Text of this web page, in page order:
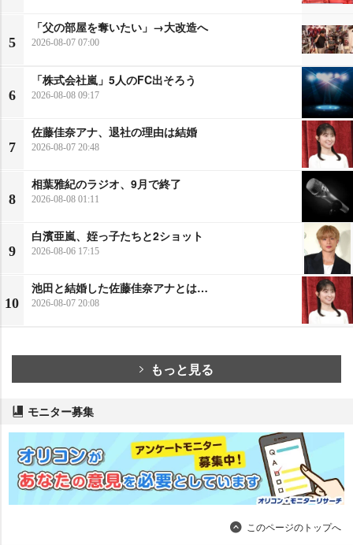
5
「父の部屋を奪いたい」→大改造へ
2026-08-07 07:00
6
「株式会社嵐」5人のFC出そろう
2026-08-08 09:17
7
佐藤佳奈アナ、退社の理由は結婚
2026-08-07 20:48
8
相葉雅紀のラジオ、9月で終了
2026-08-08 01:11
9
白濱亜嵐、姪っ子たちと2ショット
2026-08-06 17:15
10
池田と結婚した佐藤佳奈アナとは…
2026-08-07 20:08
もっと見る
モニター募集
このページのトップへ